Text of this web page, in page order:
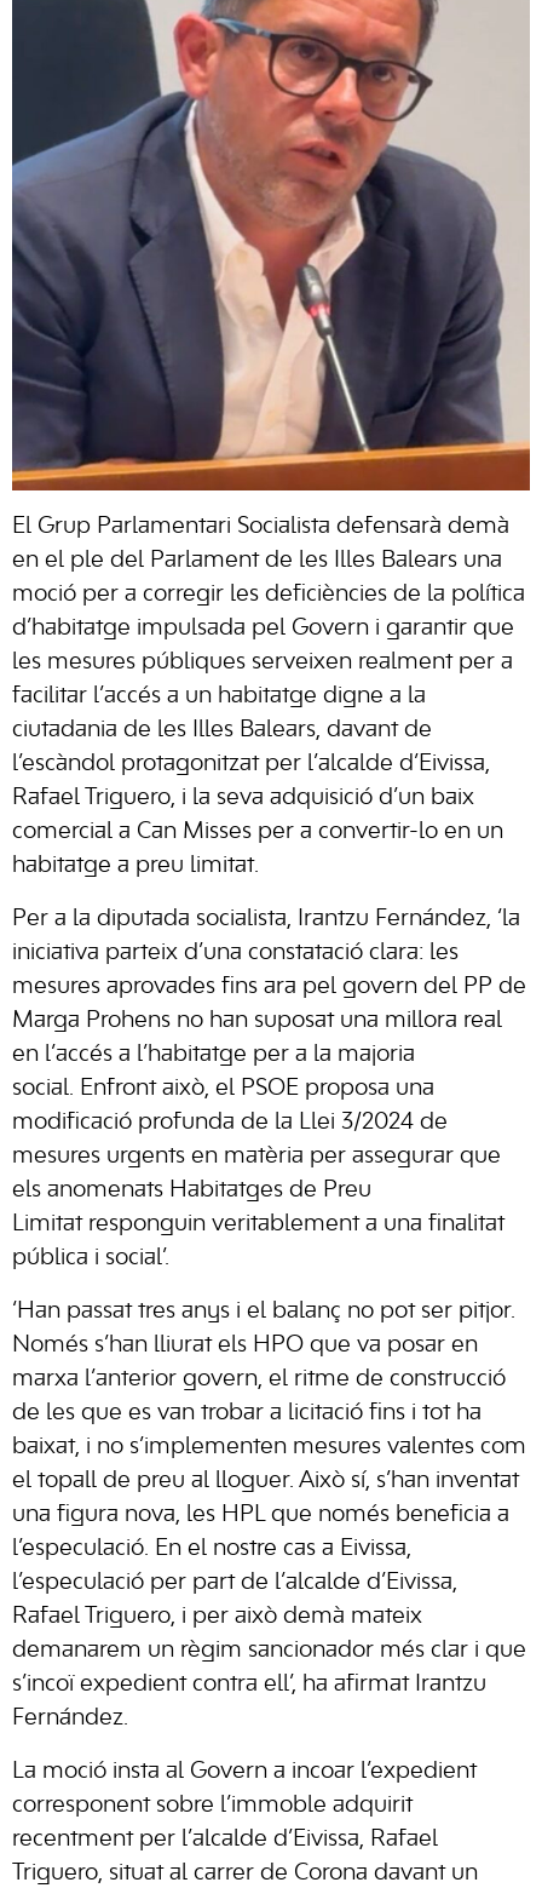
El Grup Parlamentari Socialista defensarà demà
en el ple del Parlament de les Illes Balears una
moció per a corregir les deficiències de la política
d’habitatge impulsada pel Govern i garantir que
les mesures públiques serveixen realment per a
facilitar l’accés a un habitatge digne a la
ciutadania de les Illes Balears, davant de
l’escàndol protagonitzat per l’alcalde d’Eivissa,
Rafael Triguero, i la seva adquisició d’un baix
comercial a Can Misses per a convertir-lo en un
habitatge a preu limitat.
Per a la diputada socialista, Irantzu Fernández, ‘la
iniciativa parteix d’una constatació clara: les
mesures aprovades fins ara pel govern del PP de
Marga Prohens no han suposat una millora real
en l’accés a l’habitatge per a la majoria
social. Enfront això, el PSOE proposa una
modificació profunda de la Llei 3/2024 de
mesures urgents en matèria per assegurar que
els anomenats Habitatges de Preu
Limitat responguin veritablement a una finalitat
pública i social’.
‘Han passat tres anys i el balanç no pot ser pitjor.
Només s’han lliurat els HPO que va posar en
marxa l’anterior govern, el ritme de construcció
de les que es van trobar a licitació fins i tot ha
baixat, i no s’implementen mesures valentes com
el topall de preu al lloguer. Això sí, s’han inventat
una figura nova, les HPL que només beneficia a
l’especulació. En el nostre cas a Eivissa,
l’especulació per part de l’alcalde d’Eivissa,
Rafael Triguero, i per això demà mateix
demanarem un règim sancionador més clar i que
s’incoï expedient contra ell’, ha afirmat Irantzu
Fernández.
La moció insta al Govern a incoar l’expedient
corresponent sobre l’immoble adquirit
recentment per l’alcalde d’Eivissa, Rafael
Triguero, situat al carrer de Corona davant un